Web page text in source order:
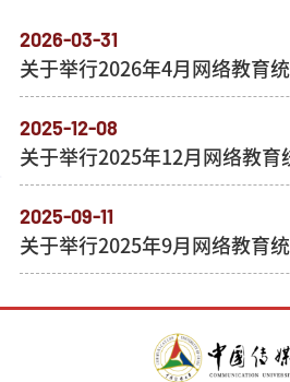
2026-03-31
关于举行2026年4月网络教育
2025-12-08
关于举行2025年12月网络教育
2025-09-11
关于举行2025年9月网络教育